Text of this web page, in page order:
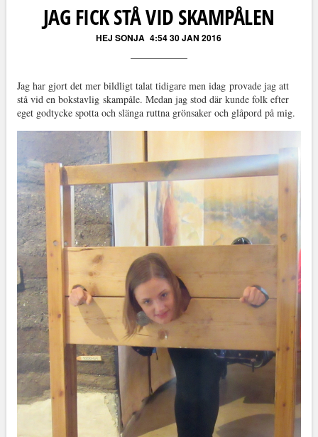
JAG FICK STÅ VID SKAMPÅLEN
HEJ SONJA 4:54 30 JAN 2016
Jag har gjort det mer bildligt talat tidigare men idag provade jag att
stå vid en bokstavlig skampåle. Medan jag stod där kunde folk efter
eget godtycke spotta och slänga ruttna grönsaker och glåpord på mig.